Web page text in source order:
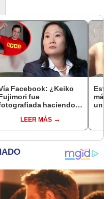
Facebook: ¿Keiko
fue
haciendo
su juventud? [FOTOS]
LEER MÁS
un